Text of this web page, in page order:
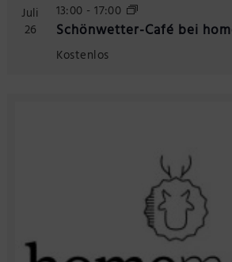
Juli
26
13:00 -17:00
Schönwetter-Café bei
Kostenlos